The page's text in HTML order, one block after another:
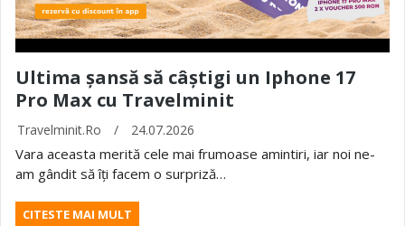
Ultima șansă să câștigi un Iphone 17
Pro Max cu Travelminit
Travelminit.ro / 24.07.2026
Vara aceasta merită cele mai frumoase amintiri, iar noi ne-
am gândit să îți facem o surpriză…
CITESTE MAI MULT